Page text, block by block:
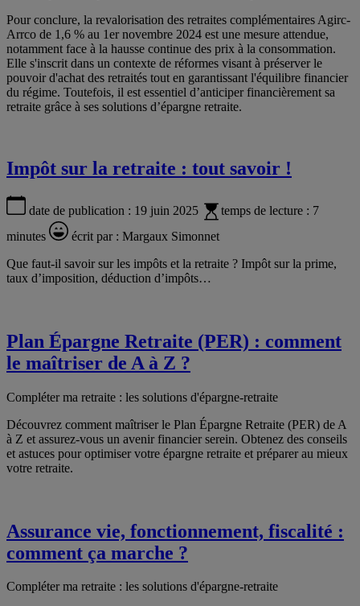
Pour conclure, la revalorisation des retraites complémentaires Agirc-
Arrco de 1,6 % au 1er novembre 2024 est une mesure attendue,
notamment face à la hausse continue des prix à la consommation.
Elle s'inscrit dans un contexte de réformes visant à préserver le
pouvoir d'achat des retraités tout en garantissant l'équilibre financier
du régime. Toutefois, il est essentiel d’anticiper financièrement sa
retraite grâce à ses solutions d’épargne retraite.
Impôt sur la retraite : tout savoir !
date de publication : 19 juin 2025 temps de lecture : 7
minutes
écrit par : Margaux Simonnet
Que faut-il savoir sur les impôts et la retraite ? Impôt sur la prime,
taux d’imposition, déduction d’impôts…
Plan Épargne Retraite (PER) : comment
le maîtriser de A à Z ?
Compléter ma retraite : les solutions d'épargne-retraite
Découvrez comment maîtriser le Plan Épargne Retraite (PER) de A
à Z et assurez-vous un avenir financier serein. Obtenez des conseils
et astuces pour optimiser votre épargne retraite et préparer au mieux
votre retraite.
Assurance vie, fonctionnement, fiscalité :
comment ça marche ?
Compléter ma retraite : les solutions d'épargne-retraite